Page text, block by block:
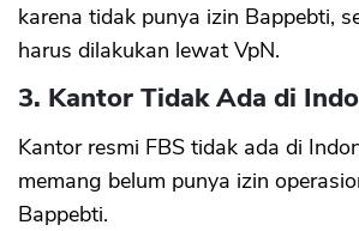
karena tidak punya izin Bappebti,
harus dilakukan lewat VpN.
3. Kantor Tidak Ada di
Kantor resmi FBS tidak ada di
memang belum punya izin
Bappebti.